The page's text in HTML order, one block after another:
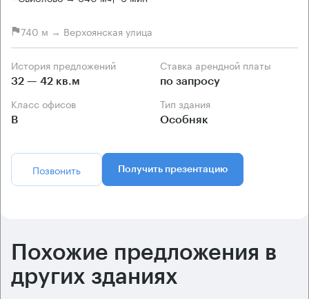
740 м → Верхоянская улица
История предложений
32 — 42 кв.м
Ставка арендной платы
по запросу
Класс офисов
B
Тип здания
Особняк
Позвонить Получить презентацию
Похожие предложения в
других зданиях